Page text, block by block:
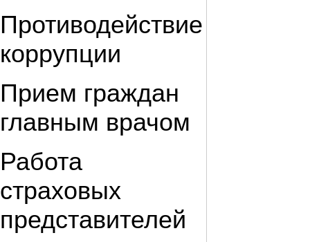
Противодействие
коррупции
Прием граждан
главным врачом
Работа
страховых
представителей